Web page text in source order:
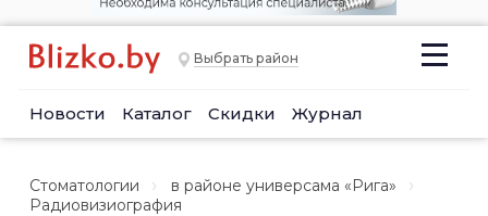
Выбрать район
Новости Каталог Скидки Журнал
Стоматологии
в районе универсама «Рига»
Радиовизиография